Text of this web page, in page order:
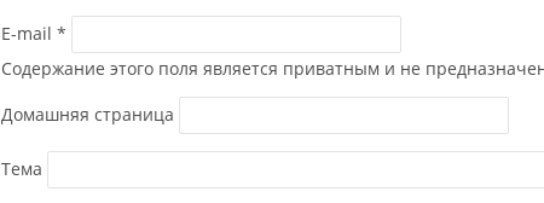
E-mail *
Содержание этого поля является приватным и не
Домашняя страница
Тема